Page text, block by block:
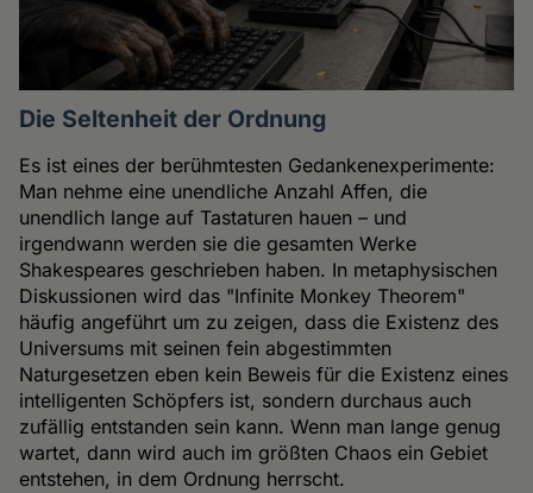
Die Seltenheit der Ordnung
Es ist eines der berühmtesten Gedankenexperimente:
Man nehme eine unendliche Anzahl Affen, die
unendlich lange auf Tastaturen hauen – und
irgendwann werden sie die gesamten Werke
Shakespeares geschrieben haben. In metaphysischen
Diskussionen wird das "Infinite Monkey Theorem"
häufig angeführt um zu zeigen, dass die Existenz des
Universums mit seinen fein abgestimmten
Naturgesetzen eben kein Beweis für die Existenz eines
intelligenten Schöpfers ist, sondern durchaus auch
zufällig entstanden sein kann. Wenn man lange genug
wartet, dann wird auch im größten Chaos ein Gebiet
entstehen, in dem Ordnung herrscht.